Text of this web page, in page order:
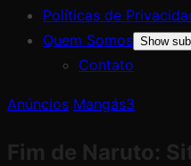
Políticas de
Quem Somos Show
Contato
Anúncios Mangás3
Fim de Naruto: